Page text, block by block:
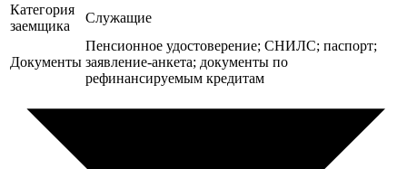
Категория
заемщика
Служащие
Документы
Пенсионное удостоверение; СНИЛС; паспорт;
заявление-анкета; документы по
рефинансируемым кредитам